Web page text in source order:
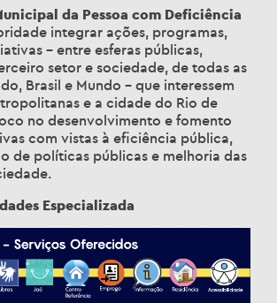
da Pessoa com Deficiência
integrar ações, programas,
– entre esferas públicas,
setor e sociedade, de todas as
Brasil e Mundo – que interessem
e a cidade do Rio de
no desenvolvimento e fomento
com vistas à eficiência pública,
de políticas públicas e melhoria das
Especializada